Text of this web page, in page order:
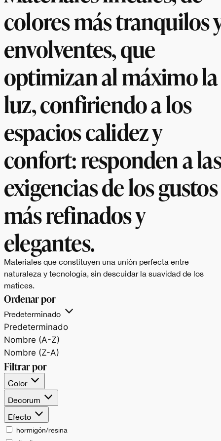
colores más tranquilos
envolventes, que
optimizan al máximo la
luz, confiriendo a los
espacios calidez y
confort: responden a las
exigencias de los gustos
más refinados y
elegantes.
Materiales que constituyen una unión perfecta entre
naturaleza y tecnología, sin descuidar la suavidad de los
matices.
Ordenar por
Predeterminado
Predeterminado
Nombre (A-Z)
Nombre (Z-A)
Filtrar por
Color
Decorum
Efecto
hormigón/resina